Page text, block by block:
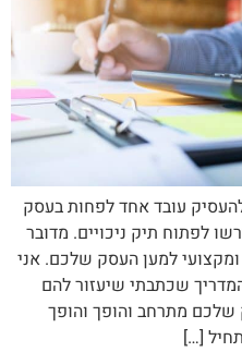
עובד אחד לפחות בעסק
לפתוח תיק ניכויים. מדובר
למען העסק שלכם. אני
שכתבתי שיעזור להם
מתרחב והופך והופך
[…]